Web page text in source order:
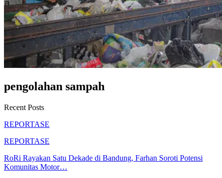
pengolahan sampah
Recent Posts
REPORTASE
REPORTASE
RoRi Rayakan Satu Dekade di Bandung, Farhan Soroti Potensi
Komunitas Motor…